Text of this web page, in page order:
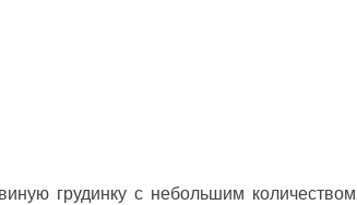
грудинку с небольшим количеством